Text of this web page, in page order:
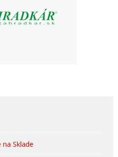
na Sklade